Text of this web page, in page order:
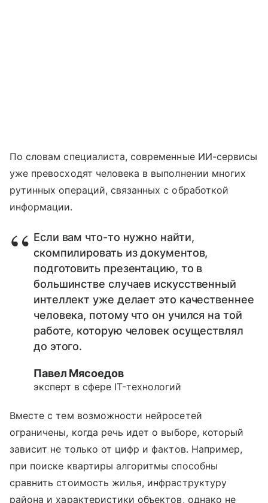
По словам специалиста, современные ИИ-сервисы
уже превосходят человека в выполнении многих
рутинных операций, связанных с обработкой
информации.
Если вам что-то нужно найти,
скомпилировать из документов,
подготовить презентацию, то в
большинстве случаев искусственный
интеллект уже делает это качественнее
человека, потому что он учился на той
работе, которую человек осуществлял
до этого.
Павел Мясоедов
эксперт в сфере IT-технологий
Вместе с тем возможности нейросетей
ограничены, когда речь идет о выборе, который
зависит не только от цифр и фактов. Например,
при поиске квартиры алгоритмы способны
сравнить стоимость жилья, инфраструктуру
района и характеристики объектов, однако не